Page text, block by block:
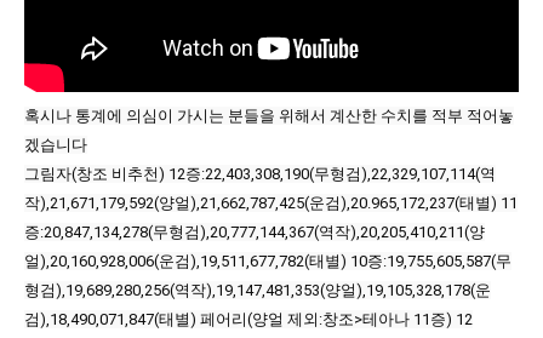
혹시나 통계에 의심이 가시는 분들을 위해서 계산한 수치를 적부 적어놓
겠습니다
그림자(창조 비추천) 12증:22,403,308,190(무형검),22,329,107,114(역
작),21,671,179,592(양얼),21,662,787,425(운검),20.965,172,237(태별) 11
증:20,847,134,278(무형검),20,777,144,367(역작),20,205,410,211(양
얼),20,160,928,006(운검),19,511,677,782(태별) 10증:19,755,605,587(무
형검),19,689,280,256(역작),19,147,481,353(양얼),19,105,328,178(운
검),18,490,071,847(태별) 페어리(양얼 제외:창조>테아나 11증) 12